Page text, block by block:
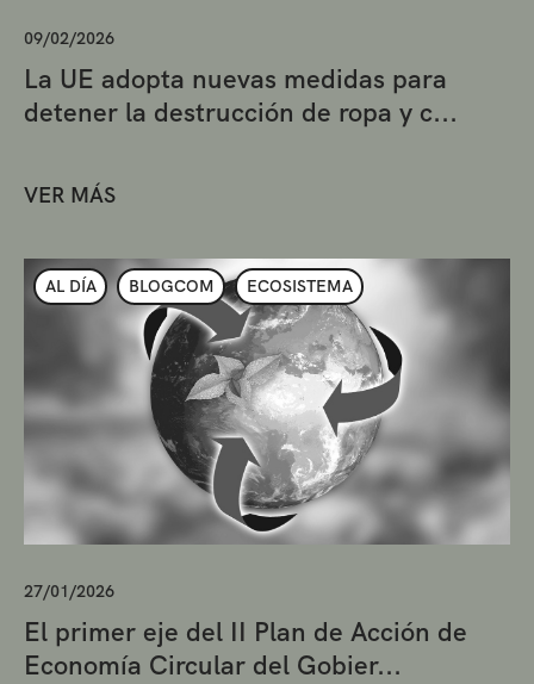
09/02/2026
La UE adopta nuevas medidas para
detener la destrucción de ropa y c...
VER MÁS
AL DÍA BLOGCOM ECOSISTEMA
27/01/2026
El primer eje del II Plan de Acción de
Economía Circular del Gobier...